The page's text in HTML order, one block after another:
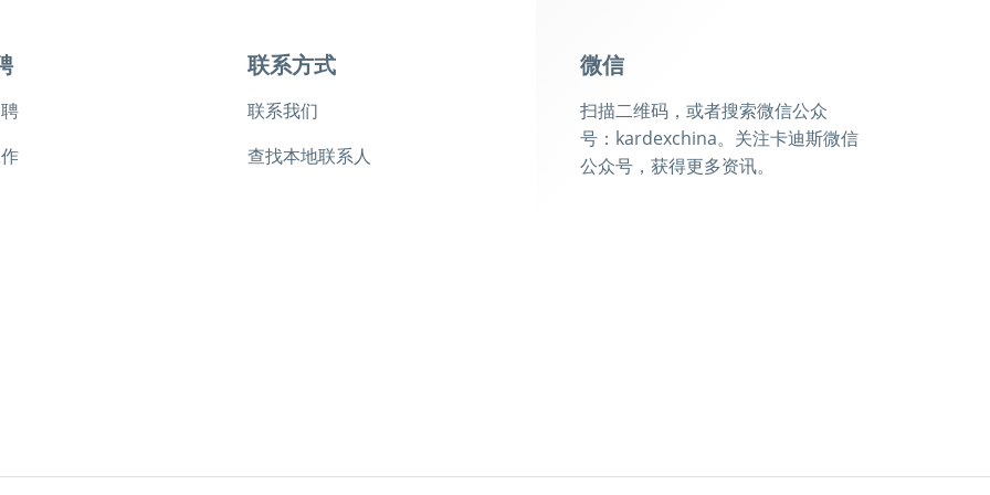
联系方式
联系我们
查找本地联系人
微信
扫描二维码，或者搜索微信公众
号：kardexchina。关注卡迪斯微信
公众号，获得更多资讯。